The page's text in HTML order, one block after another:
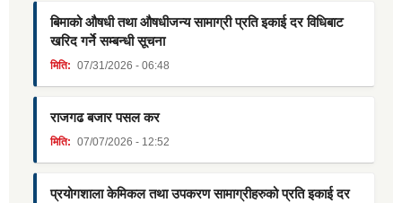
बिमाको औषधी तथा औषधीजन्य सामाग्री प्रति इकाई दर विधिबाट
खरिद गर्ने सम्बन्धी सूचना
मिति: 07/31/2026 - 06:48
राजगढ बजार पसल कर
मिति: 07/07/2026 - 12:52
प्रयोगशाला केमिकल तथा उपकरण सामाग्रीहरुको प्रति इकाई दर